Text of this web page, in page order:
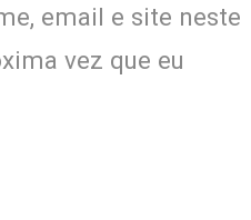
email e site neste
vez que eu